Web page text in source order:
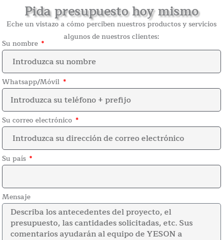
Pida presupuesto hoy mismo
Eche un vistazo a cómo perciben nuestros productos y servicios
algunos de nuestros clientes:
Su nombre
Whatsapp/Móvil
Su correo electrónico
Su país
Mensaje